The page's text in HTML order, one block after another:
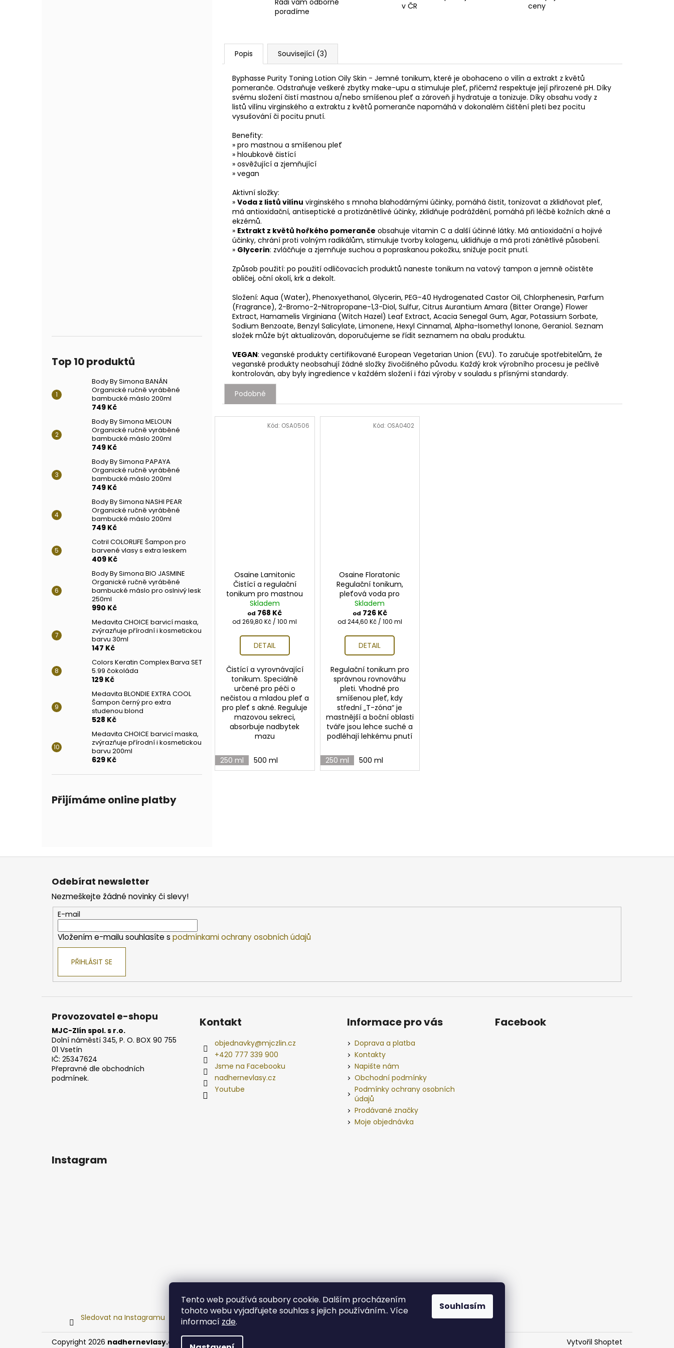
Tento web používá soubory cookie. Dalším procházením
tohoto webu vyjadřujete souhlas s jejich používáním.. Více
informací zde.
Souhlasím
Top 10 produktů
Body By Simona BANÁN
Organické ručně vyráběné
bambucké máslo 200ml
749 Kč
Body By Simona MELOUN
Organické ručně vyráběné
bambucké máslo 200ml
749 Kč
Body By Simona PAPAYA
Organické ručně vyráběné
bambucké máslo 200ml
749 Kč
Body By Simona NASHI PEAR
Organické ručně vyráběné
bambucké máslo 200ml
749 Kč
Cotril COLORLIFE Šampon pro
barvené vlasy s extra leskem
409 Kč
Body By Simona BIO JASMINE
Organické ručně vyráběné
bambucké máslo pro oslnivý lesk
250ml
990 Kč
Medavita CHOICE barvicí maska,
zvýrazňuje přírodní i kosmetickou
barvu 30ml
147 Kč
Colors Keratin Complex Barva SET
5.99 čokoláda
129 Kč
Medavita BLONDIE EXTRA COOL
Šampon černý pro extra
studenou blond
528 Kč
Medavita CHOICE barvicí maska,
zvýrazňuje přírodní i kosmetickou
barvu 200ml
629 Kč
Přijímáme online platby
poradíme
v ČR
ceny
Popis Související (3)
Byphasse Purity Toning Lotion Oily Skin - Jemné tonikum, které je obohaceno o vilín a extrakt z květů
pomeranče. Odstraňuje veškeré zbytky make-upu a stimuluje pleť, přičemž respektuje její přirozené pH. Díky
svému složení čistí mastnou a/nebo smíšenou pleť a zároveň ji hydratuje a tonizuje. Díky obsahu vody z
listů vilínu virginského a extraktu z květů pomeranče napomáhá v dokonalém čištění pleti bez pocitu
vysušování či pocitu pnutí.
Benefity:
» pro mastnou a smíšenou pleť
» hloubkově čistící
» osvěžující a zjemňující
» vegan
Aktivní složky:
» Voda z listů vilínu virginského s mnoha blahodárnými účinky, pomáhá čistit, tonizovat a zklidňovat pleť,
má antioxidační, antiseptické a protizánětlivé účinky, zklidňuje podráždění, pomáhá při léčbě kožních akné a
ekzémů.
» Extrakt z květů hořkého pomeranče obsahuje vitamin C a další účinné látky. Má antioxidační a hojivé
účinky, chrání proti volným radikálům, stimuluje tvorby kolagenu, uklidňuje a má proti zánětlivé působení.
» Glycerin: zvláčňuje a zjemňuje suchou a popraskanou pokožku, snižuje pocit pnutí.
Způsob použití: po použití odličovacích produktů naneste tonikum na vatový tampon a jemně očistěte
obličej, oční okolí, krk a dekolt.
Složení: Aqua (Water), Phenoxyethanol, Glycerin, PEG-40 Hydrogenated Castor Oil, Chlorphenesin, Parfum
(Fragrance), 2-Bromo-2-Nitropropane-1,3-Diol, Sulfur, Citrus Aurantium Amara (Bitter Orange) Flower
Extract, Hamamelis Virginiana (Witch Hazel) Leaf Extract, Acacia Senegal Gum, Agar, Potassium Sorbate,
Sodium Benzoate, Benzyl Salicylate, Limonene, Hexyl Cinnamal, Alpha-Isomethyl Ionone, Geraniol. Seznam
složek může být aktualizován, doporučujeme se řídit seznamem na obalu produktu.
VEGAN: veganské produkty certifikované European Vegetarian Union (EVU). To zaručuje spotřebitelům, že
veganské produkty neobsahují žádné složky živočišného původu. Každý krok výrobního procesu je pečlivě
kontrolován, aby byly ingredience v každém složení i fázi výroby v souladu s přísnými standardy.
Podobné
Osaine Lamitonic
Čistící a regulační
tonikum pro mastnou
pleť a akné
Skladem
od 768 Kč
Měrná
od 269,80 Kč / 100 ml
DETAIL
Čistící a vyrovnávající
tonikum. Speciálně
určené pro péči o
nečistou a mladou pleť a
pro pleť s akné. Reguluje
mazovou sekreci,
absorbuje nadbytek
mazu
250 ml 500 ml
Kód: OSA0506
Osaine Floratonic
Regulační tonikum,
pleťová voda pro
smíšenou pleť
Skladem
od 726 Kč
Měrná
od 244,60 Kč / 100 ml
DETAIL
Regulační tonikum pro
správnou rovnováhu
pleti. Vhodné pro
smíšenou pleť, kdy
střední „T-zóna“ je
mastnější a boční oblasti
tváře jsou lehce suché a
podléhají lehkému pnutí
250 ml 500 ml
Kód: OSA0402
Z
Odebírat newsletter
Nezmeškejte žádné novinky či slevy!
E-mail
Vložením e-mailu souhlasíte s podmínkami ochrany osobních údajů
PŘIHLÁSIT SE
Provozovatel e-shopu
MJC-Zlín spol. s r.o.
Dolní náměstí 345, P. O. BOX 90 755
01 Vsetín
IČ: 25347624
Přepravné dle obchodních
podmínek.
Kontakt
objednavky@mjczlin.cz
+420 777 339 900
Jsme na Facebooku
nadhernevlasy.cz
Youtube
Informace pro vás
Doprava a platba
Kontakty
Napište nám
Obchodní podmínky
Podmínky ochrany osobních
údajů
Prodávané značky
Moje objednávka
Facebook
Instagram
Sledovat na Instagramu
Vytvořil Shoptet
Copyright 2026 nadhernevlasy.cz . Všechna práva vyhrazena.